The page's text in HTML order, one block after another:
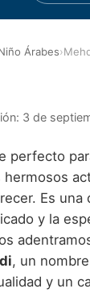
de niño que
de niño que
de niño que
de niño que
de niño que
de Niño
de
Nombres de
de
de Niño
Nombres de
de
Nombres de
de Niño
de
de Niño
Nombres de
Nombres de
Árabes›
3 de
perfecto
hermosos
Es una
y la
, un
y un